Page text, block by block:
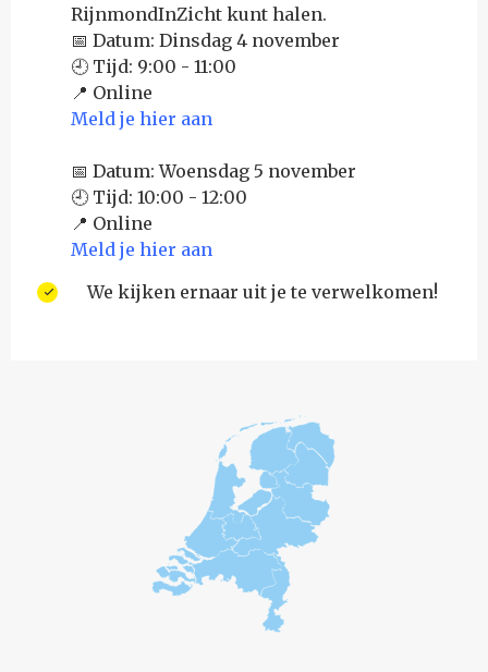
RijnmondInZicht kunt halen.
📅 Datum: Dinsdag 4 november
🕘 Tijd: 9:00 - 11:00
📍 Online
Meld je hier aan
📅 Datum: Woensdag 5 november
🕘 Tijd: 10:00 - 12:00
📍 Online
Meld je hier aan
We kijken ernaar uit je te verwelkomen!